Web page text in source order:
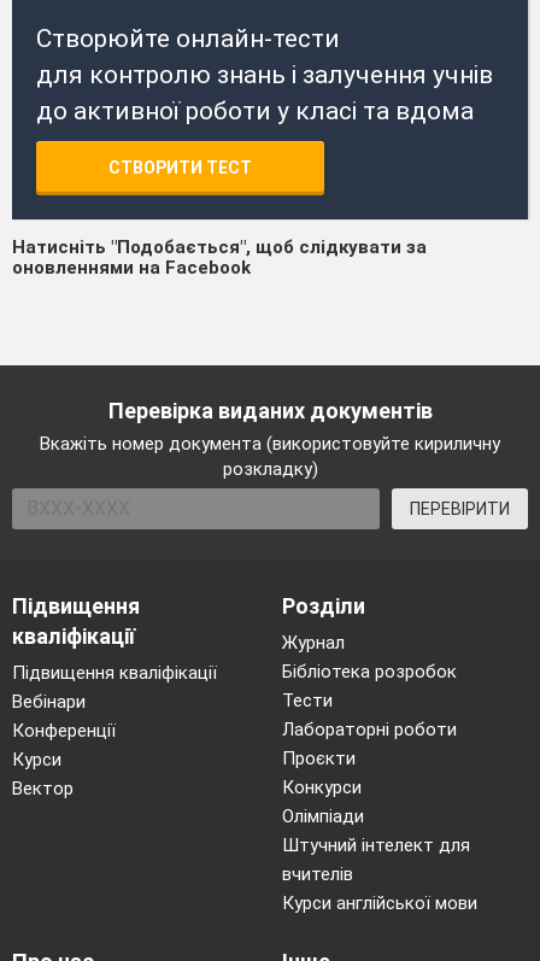
Створюйте онлайн-тести
для контролю знань і залучення учнів
до активної роботи у класі та вдома
СТВОРИТИ ТЕСТ
Натисніть "Подобається", щоб слідкувати за
оновленнями на Facebook
Перевірка виданих документів
Вкажіть номер документа (використовуйте кириличну
розкладку)
ПЕРЕВІРИТИ
Підвищення
кваліфікації
Підвищення кваліфікації
Вебінари
Конференції
Курси
Вектор
Розділи
Журнал
Бібліотека розробок
Тести
Лабораторні роботи
Проєкти
Конкурси
Олімпіади
Штучний інтелект для
вчителів
Курси англійської мови